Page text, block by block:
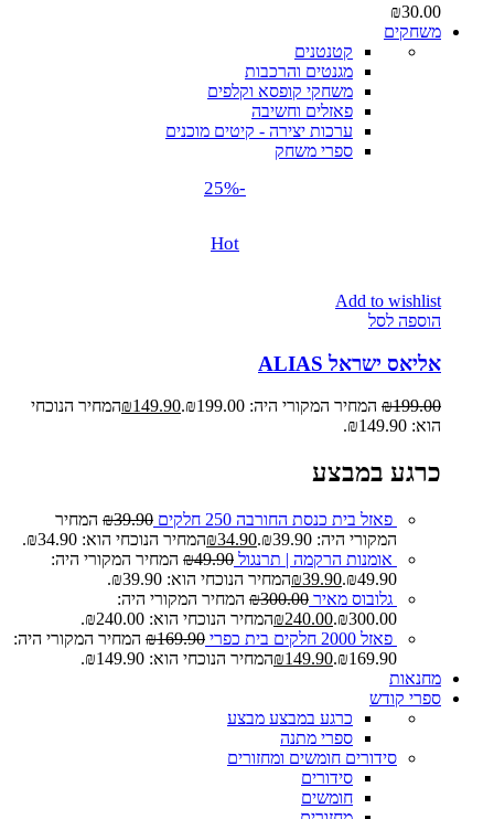
₪30.00
משחקים
קטנטנים
מגנטים והרכבות
משחקי קופסא וקלפים
פאזלים וחשיבה
ערכות יצירה - קיטים מוכנים
ספרי משחק
-25%
Hot
Add to wishlist
הוספה לסל
אליאס ישראל ALIAS
₪199.00 המחיר המקורי היה: ₪199.00. ₪149.90
המחיר הנוכחי
הוא: ₪149.90.
כרגע במבצע
פאזל בית כנסת החורבה 250 חלקים ₪39.90
המחיר
המקורי היה: ₪39.90.
₪34.90
המחיר הנוכחי הוא: ₪34.90.
אומנות הרקמה | תרנגול
₪49.90
המחיר המקורי היה:
₪49.90.
₪39.90
המחיר הנוכחי הוא: ₪39.90.
גלובוס מאיר
₪300.00
המחיר המקורי היה:
₪300.00.
₪240.00
המחיר הנוכחי הוא: ₪240.00.
פאזל 2000 חלקים בית כפרי
₪169.90
המחיר המקורי היה:
₪169.90.
₪149.90
המחיר הנוכחי הוא: ₪149.90.
מחנאות
ספרי קודש
כרגע במבצע מבצע
ספרי מתנה
סידורים חומשים ומחזורים
סידורים
חומשים